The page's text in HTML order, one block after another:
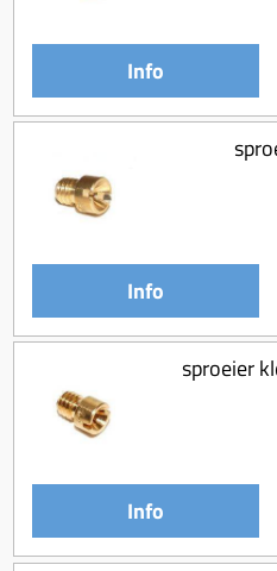
Koppeling trekveer
Ketting / tandwiel
Overbrenging
Info
Info
sproeier
Info